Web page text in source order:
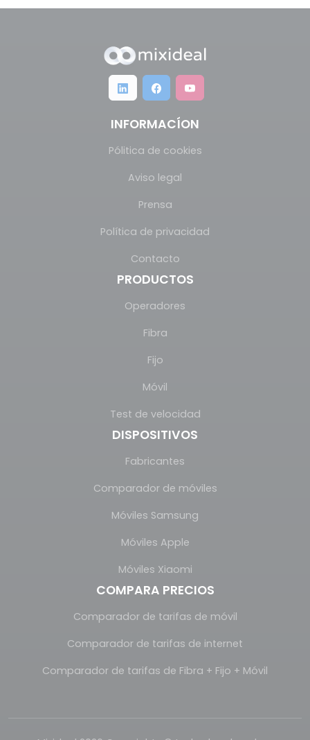
INFORMACÍON
Pólitica de cookies
Aviso legal
Prensa
Política de privacidad
Contacto
PRODUCTOS
Operadores
Fibra
Fijo
Móvil
Test de velocidad
DISPOSITIVOS
Fabricantes
Comparador de móviles
Móviles Samsung
Móviles Apple
Móviles Xiaomi
COMPARA PRECIOS
Comparador de tarifas de móvil
Comparador de tarifas de internet
Comparador de tarifas de Fibra + Fijo + Móvil